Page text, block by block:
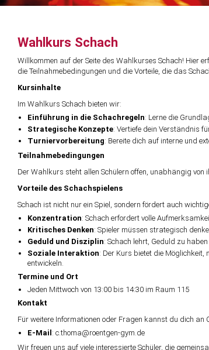
Wahlkurs Schach
Willkommen auf der Seite des Wahlkurses Schach! Hier
die Teilnahmebedingungen und die Vorteile, die das
Kursinhalte
Im Wahlkurs Schach bieten wir:
Einführung in die Schachregeln: Lerne die
Strategische Konzepte: Vertiefe dein Verständnis
Turniervorbereitung: Bereite dich auf interne und
Teilnahmebedingungen
Der Wahlkurs steht allen Schülern offen, unabhängig
Vorteile des Schachspielens
Schach ist nicht nur ein Spiel, sondern fördert auch
Konzentration: Schach erfordert volle
Kritisches Denken: Spieler müssen strategisch
Geduld und Disziplin: Schach lehrt, Geduld zu
Soziale Interaktion: Der Kurs bietet die Möglichkeit,
entwickeln.
Termine und Ort
Jeden Mittwoch von 13:00 bis 14:30 im Raum 115
Kontakt
Für weitere Informationen oder Fragen kannst du dich an
E-Mail : c.thoma@roentgen-gym.de
Wir freuen uns auf viele interessierte Schüler, die